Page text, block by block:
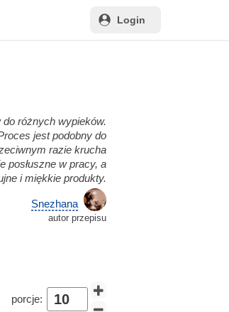
Login
różnych wypieków.
jest podobny do
razie krucha
posłuszne w pracy, a
i miękkie produkty.
Snezhana
autor przepisu
porcje: